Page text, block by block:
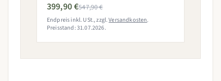
399,90 €547,90 €
Endpreis inkl. USt., zzgl.Versandkosten.
Preisstand: 31.07.2026.